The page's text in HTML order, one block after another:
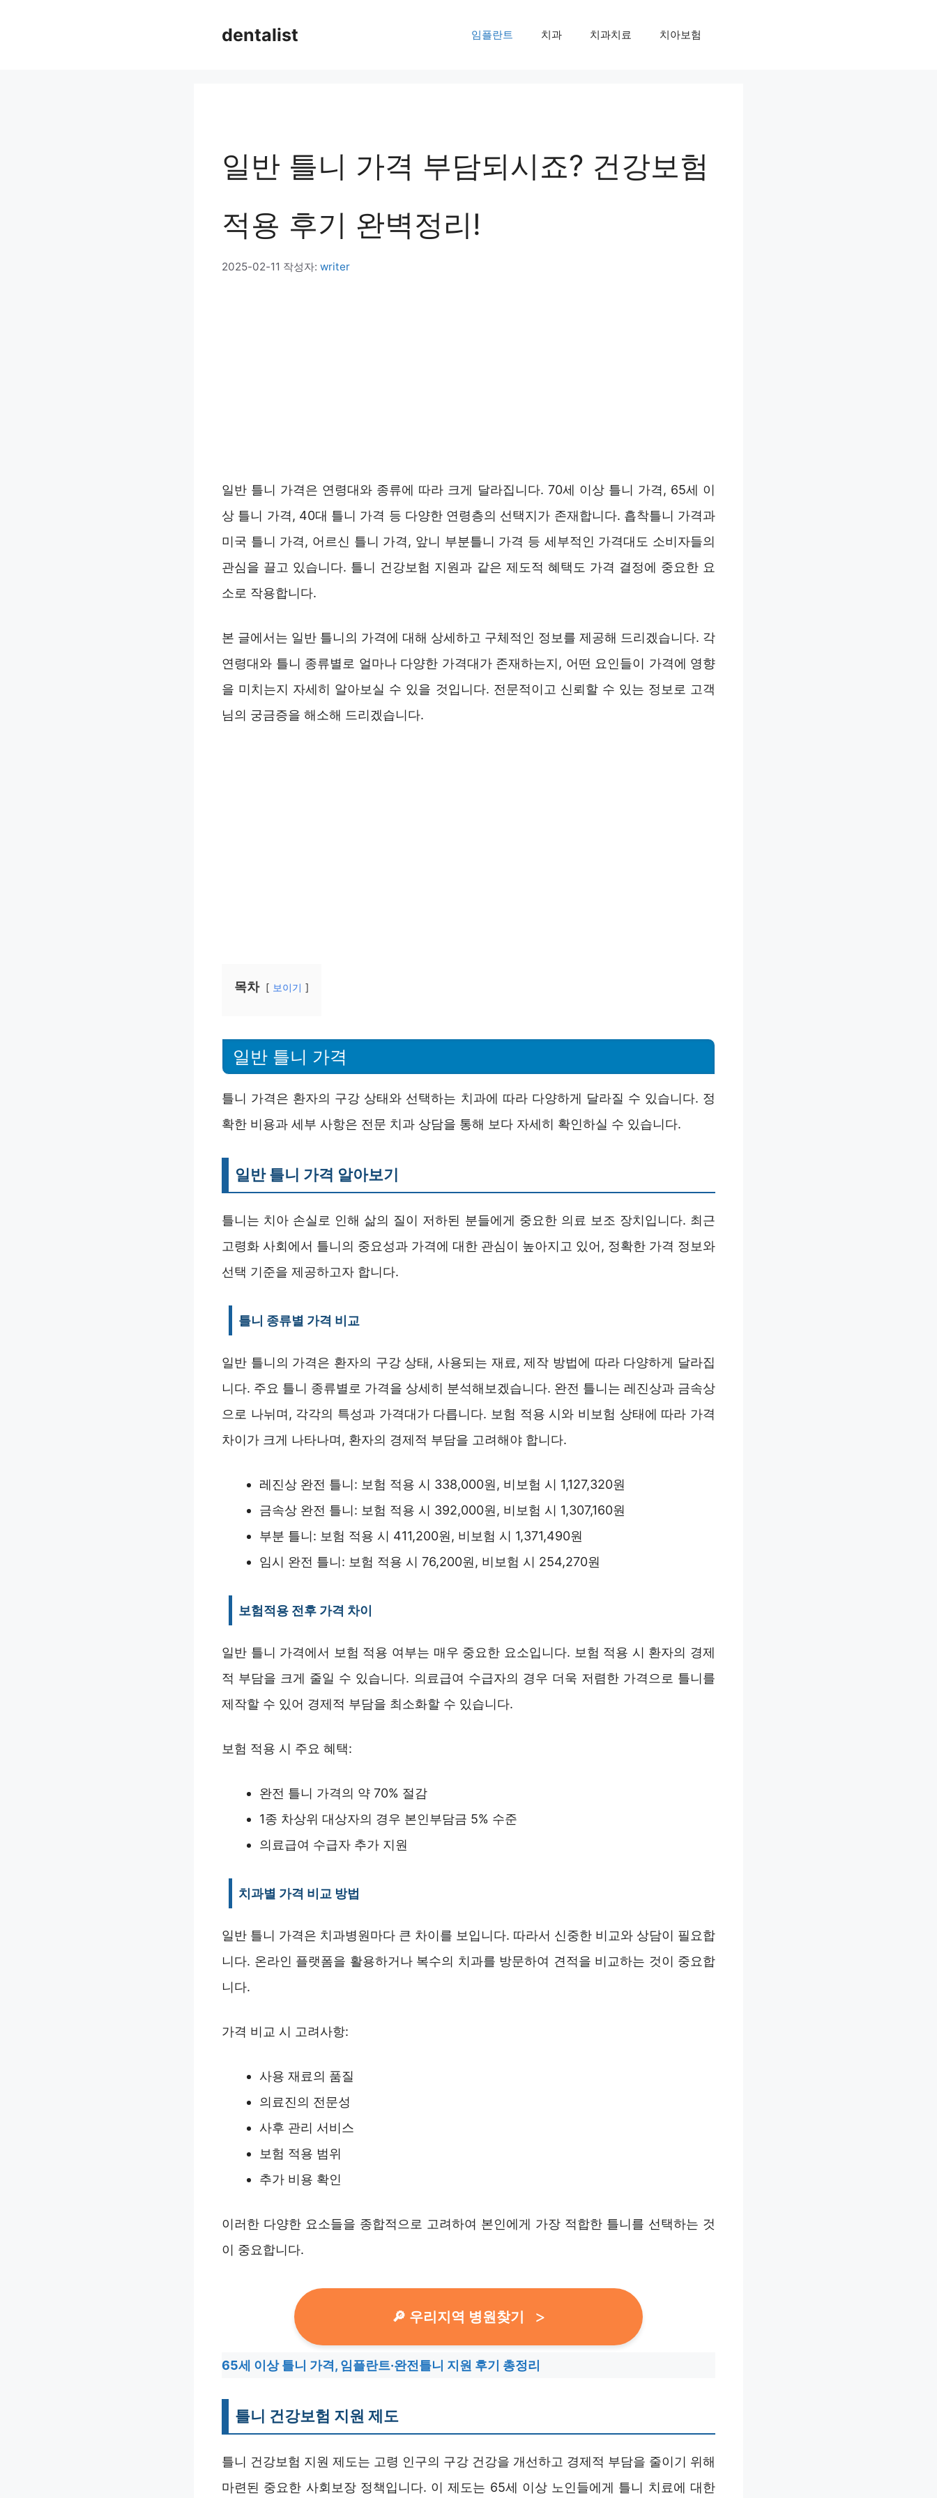
dentalist 임플란트 치과 치과치료 치아보험
일반 틀니 가격 부담되시죠? 건강보험
적용 후기 완벽정리!
2025-02-11 작성자: writer
일반 틀니 가격은 연령대와 종류에 따라 크게 달라집니다. 70세 이상 틀니 가격, 65세 이
상 틀니 가격, 40대 틀니 가격 등 다양한 연령층의 선택지가 존재합니다. 흡착틀니 가격과
미국 틀니 가격, 어르신 틀니 가격, 앞니 부분틀니 가격 등 세부적인 가격대도 소비자들의
관심을 끌고 있습니다. 틀니 건강보험 지원과 같은 제도적 혜택도 가격 결정에 중요한 요
소로 작용합니다.
본 글에서는 일반 틀니의 가격에 대해 상세하고 구체적인 정보를 제공해 드리겠습니다. 각
연령대와 틀니 종류별로 얼마나 다양한 가격대가 존재하는지, 어떤 요인들이 가격에 영향
을 미치는지 자세히 알아보실 수 있을 것입니다. 전문적이고 신뢰할 수 있는 정보로 고객
님의 궁금증을 해소해 드리겠습니다.
목차 보이기
일반 틀니 가격
틀니 가격은 환자의 구강 상태와 선택하는 치과에 따라 다양하게 달라질 수 있습니다. 정
확한 비용과 세부 사항은 전문 치과 상담을 통해 보다 자세히 확인하실 수 있습니다.
일반 틀니 가격 알아보기
틀니는 치아 손실로 인해 삶의 질이 저하된 분들에게 중요한 의료 보조 장치입니다. 최근
고령화 사회에서 틀니의 중요성과 가격에 대한 관심이 높아지고 있어, 정확한 가격 정보와
선택 기준을 제공하고자 합니다.
틀니 종류별 가격 비교
일반 틀니의 가격은 환자의 구강 상태, 사용되는 재료, 제작 방법에 따라 다양하게 달라집
니다. 주요 틀니 종류별로 가격을 상세히 분석해보겠습니다. 완전 틀니는 레진상과 금속상
으로 나뉘며, 각각의 특성과 가격대가 다릅니다. 보험 적용 시와 비보험 상태에 따라 가격
차이가 크게 나타나며, 환자의 경제적 부담을 고려해야 합니다.
레진상 완전 틀니: 보험 적용 시 338,000원, 비보험 시 1,127,320원
금속상 완전 틀니: 보험 적용 시 392,000원, 비보험 시 1,307,160원
부분 틀니: 보험 적용 시 411,200원, 비보험 시 1,371,490원
임시 완전 틀니: 보험 적용 시 76,200원, 비보험 시 254,270원
보험적용 전후 가격 차이
일반 틀니 가격에서 보험 적용 여부는 매우 중요한 요소입니다. 보험 적용 시 환자의 경제
적 부담을 크게 줄일 수 있습니다. 의료급여 수급자의 경우 더욱 저렴한 가격으로 틀니를
제작할 수 있어 경제적 부담을 최소화할 수 있습니다.
보험 적용 시 주요 혜택:
완전 틀니 가격의 약 70% 절감
1종 차상위 대상자의 경우 본인부담금 5% 수준
의료급여 수급자 추가 지원
치과별 가격 비교 방법
일반 틀니 가격은 치과병원마다 큰 차이를 보입니다. 따라서 신중한 비교와 상담이 필요합
니다. 온라인 플랫폼을 활용하거나 복수의 치과를 방문하여 견적을 비교하는 것이 중요합
니다.
가격 비교 시 고려사항:
사용 재료의 품질
의료진의 전문성
사후 관리 서비스
보험 적용 범위
추가 비용 확인
이러한 다양한 요소들을 종합적으로 고려하여 본인에게 가장 적합한 틀니를 선택하는 것
이 중요합니다.
🔎 우리지역 병원찾기
65세 이상 틀니 가격, 임플란트·완전틀니 지원 후기 총정리
틀니 건강보험 지원 제도
틀니 건강보험 지원 제도는 고령 인구의 구강 건강을 개선하고 경제적 부담을 줄이기 위해
마련된 중요한 사회보장 정책입니다. 이 제도는 65세 이상 노인들에게 틀니 치료에 대한